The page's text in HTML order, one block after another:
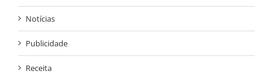
Notícias
Publicidade
Receita